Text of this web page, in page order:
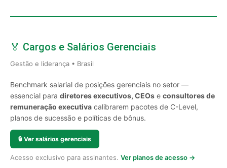
🏅 Cargos e Salários Gerenciais
Gestão e liderança • Brasil
Benchmark salarial de posições gerenciais no setor —
essencial para diretores executivos, CEOs e consultores de
remuneração executiva calibrarem pacotes de C-Level,
planos de sucessão e políticas de bônus.
🔒 Ver salários gerenciais
Acesso exclusivo para assinantes. Ver planos de acesso →